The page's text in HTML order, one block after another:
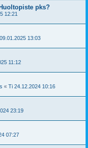
pks?
12:21
13:03
11:12
« Ti 24.12.2024 10:16
23:19
07:27